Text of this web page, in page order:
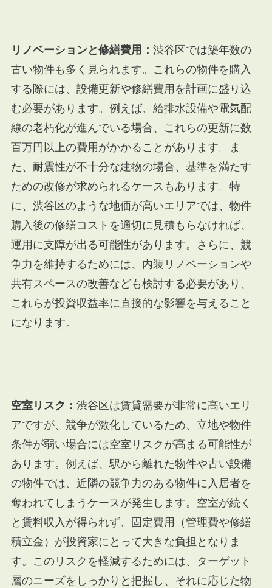
リノベーションと修繕費用： 渋谷区では築年数の
古い物件も多く見られます。これらの物件を購入
する際には、設備更新や修繕費用を計画に盛り込
む必要があります。例えば、給排水設備や電気配
線の老朽化が進んでいる場合、これらの更新に数
百万円以上の費用がかかることがあります。ま
た、耐震性が不十分な建物の場合、基準を満たす
ための改修が求められるケースもあります。特
に、渋谷区のような地価が高いエリアでは、物件
購入後の修繕コストを適切に見積もらなければ、
運用に支障が出る可能性があります。さらに、競
争力を維持するためには、内装リノベーションや
共有スペースの改善なども検討する必要があり、
これらが投資収益率に直接的な影響を与えること
になります。
空室リスク： 渋谷区は賃貸需要が非常に高いエリ
アですが、競争が激化しているため、立地や物件
条件が弱い場合には空室リスクが高まる可能性が
あります。例えば、駅から離れた物件や古い設備
の物件では、近隣の競争力のある物件に入居者を
奪われてしまうケースが発生します。空室が続く
と賃料収入が得られず、固定費用（管理費や修繕
積立金）が投資家にとって大きな負担となりま
す。このリスクを軽減するためには、ターゲット
層のニーズをしっかりと把握し、それに応じた物